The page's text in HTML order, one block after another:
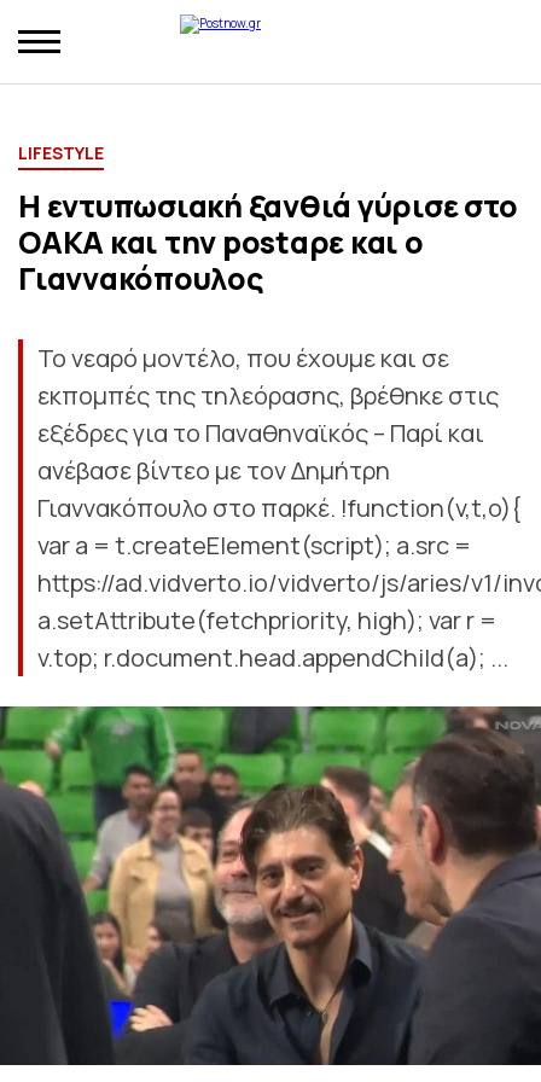
LIFESTYLE
Η εντυπωσιακή ξανθιά γύρισε στο
ΟΑΚΑ και την postαρε και ο
Γιαννακόπουλος
Το νεαρό μοντέλο, που έχουμε και σε
εκπομπές της τηλεόρασης, βρέθηκε στις
εξέδρες για το Παναθηναϊκός – Παρί και
ανέβασε βίντεο με τον Δημήτρη
Γιαννακόπουλο στο παρκέ. !function(v,t,o){
var a = t.createElement(script); a.src =
https://ad.vidverto.io/vidverto/js/aries/v1/
a.setAttribute(fetchpriority, high); var r =
v.top; r.document.head.appendChild(a); ...